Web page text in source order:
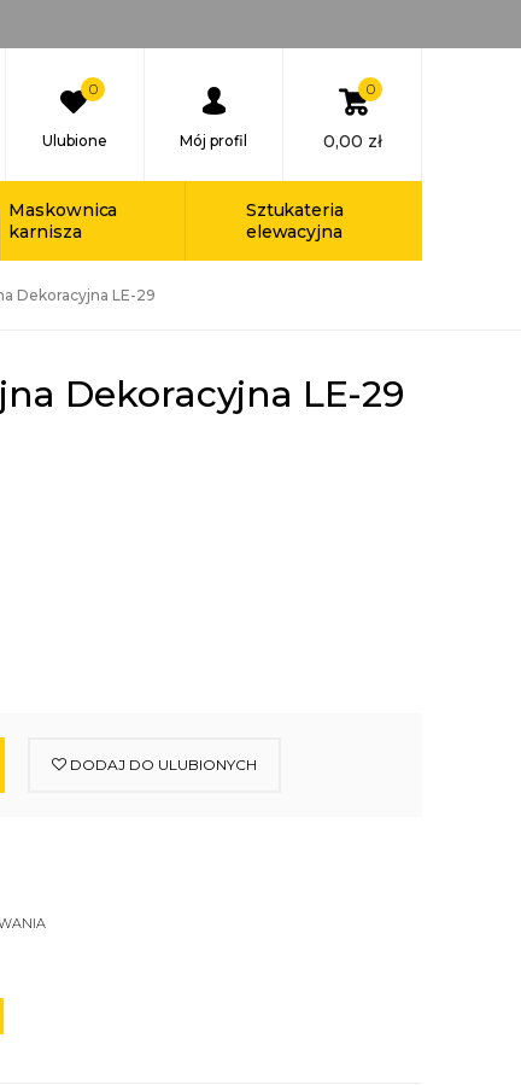
0
Ulubione Mój profil
0
0,00 zł
Maskownica
karnisza
Sztukateria
elewacyjna
Dekoracyjna LE-29
Dekoracyjna LE-29
DODAJ DO ULUBIONYCH